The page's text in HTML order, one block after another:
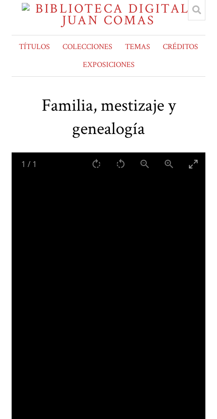
TÍTULOS COLECCIONES TEMAS
CRÉDITOS
EXPOSICIONES
Familia, mestizaje y
genealogía
1 / 1